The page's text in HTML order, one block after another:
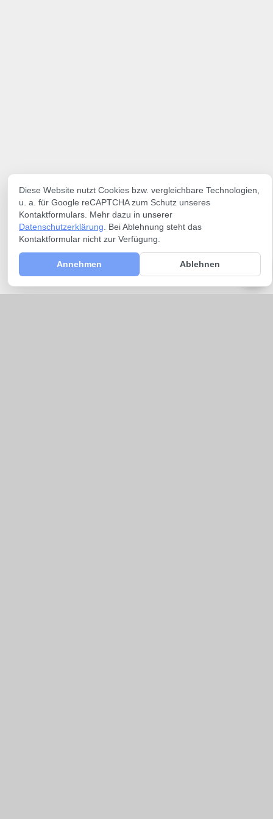
Diese Website nutzt Cookies bzw. vergleichbare Technologien,
u. a. für Google reCAPTCHA zum Schutz unseres
Kontaktformulars. Mehr dazu in unserer
Datenschutzerklärung . Bei Ablehnung steht das
Kontaktformular nicht zur Verfügung.
Annehmen Ablehnen